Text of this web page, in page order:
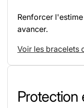
Renforcer
avancer.
Voir les bracelets
Protection